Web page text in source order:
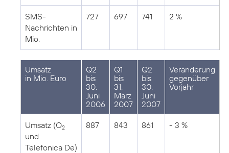
SMS-
Nachrichten in
Mio.
727 697 741 2 %
Umsatz
in Mio. Euro
Q2
bis
30.
Juni
2006
Q1
bis
31.
März
2007
Q2
bis
30.
Juni
2007
Veränderung
gegenüber
Vorjahr
Umsatz (O2
und
Telefonica De)
887 843 861 - 3 %